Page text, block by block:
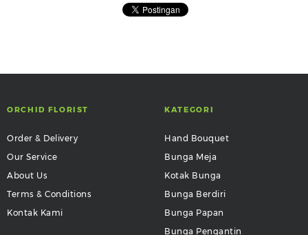
ORCHID FLORIST
Order & Delivery
Our Service
About Us
Terms & Conditions
Kontak Kami
KATEGORI
Hand Bouquet
Bunga Meja
Kotak Bunga
Bunga Berdiri
Bunga Papan
Bunga Pengantin